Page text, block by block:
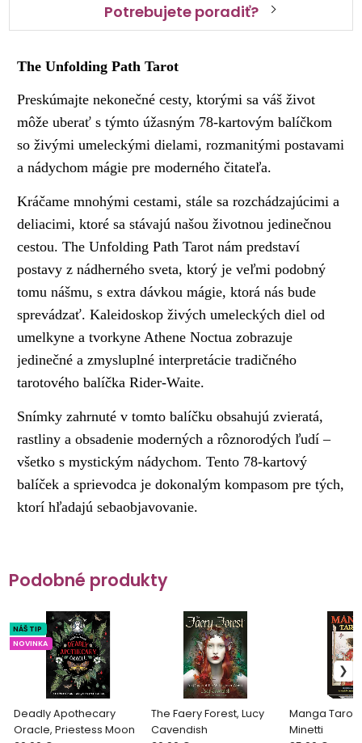
Potrebujete poradiť?
The Unfolding Path Tarot
Preskúmajte nekonečné cesty, ktorými sa váš život
môže uberať s týmto úžasným 78-kartovým balíčkom
so živými umeleckými dielami, rozmanitými postavami
a nádychom mágie pre moderného čitateľa.
Kráčame mnohými cestami, stále sa rozchádzajúcimi a
deliacimi, ktoré sa stávajú našou životnou jedinečnou
cestou. The Unfolding Path Tarot nám predstaví
postavy z nádherného sveta, ktorý je veľmi podobný
tomu nášmu, s extra dávkou mágie, ktorá nás bude
sprevádzať. Kaleidoskop živých umeleckých diel od
umelkyne a tvorkyne Athene Noctua zobrazuje
jedinečné a zmysluplné interpretácie tradičného
tarotového balíčka Rider-Waite.
Snímky zahrnuté v tomto balíčku obsahujú zvieratá,
rastliny a obsadenie moderných a rôznorodých ľudí –
všetko s mystickým nádychom. Tento 78-kartový
balíček a sprievodca je dokonalým kompasom pre tých,
ktorí hľadajú sebaobjavovanie.
Podobné produkty
Deadly Apothecary
Oracle, Priestess Moon
NÁŠ TIP
NOVINKA
The Faery Forest, Lucy
Cavendish
Manga
Minetti